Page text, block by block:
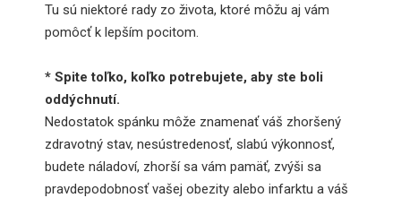
Tu sú niektoré rady zo života, ktoré môžu aj vám
pomôcť k lepším pocitom.
* Spite toľko, koľko potrebujete, aby ste boli
oddýchnutí.
Nedostatok spánku môže znamenať váš zhoršený
zdravotný stav, nesústredenosť, slabú výkonnosť,
budete náladoví, zhorší sa vám pamäť, zvýši sa
pravdepodobnosť vašej obezity alebo infarktu a váš